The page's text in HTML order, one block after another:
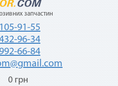
запчастин
91-55
96-34
66-84
0 грн